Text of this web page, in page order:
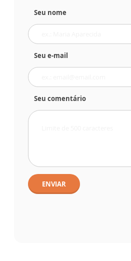
Seu nome
Seu e-mail
Seu comentário
ENVIAR